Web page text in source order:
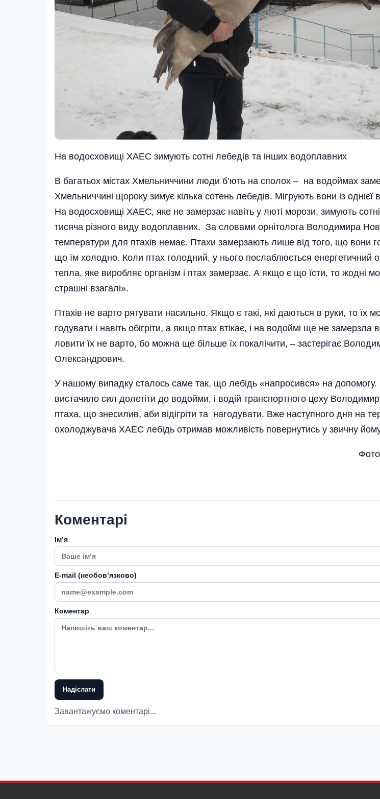
На водосховищi ХАЕС зимують сотнi лебедiв та iнших водоплавних
В багатьох містах Хмельниччини люди б’ють на сполох – на водоймах
Хмельниччині щороку зимує кілька сотень лебедів. Мігрують вони із однієї
На водосховищі ХАЕС, яке не замерзає навіть у люті морози, зимують
тисяча різного виду водоплавних. За словами орнітолога Володимира
температури для птахів немає. Птахи замерзають лише від того, що вони
що їм холодно. Коли птах голодний, у нього послаблюється енергетичний
тепла, яке виробляє організм і птах замерзає. А якщо є що їсти, то жодні
страшні взагалі».
Птахів не варто рятувати насильно. Якщо є такі, які даються в руки, то їх
годувати і навіть обігріти, а якщо птах втікає, і на водоймі ще не замерзла
ловити їх не варто, бо можна ще більше їх покалічити, – застерігає
Олександрович.
У нашому випадку сталось саме так, що лебідь «напросився» на
вистачило сил долетіти до водойми, і водій транспортного цеху
птаха, що знесилив, аби відігріти та нагодувати. Вже наступного дня на
охолоджувача ХАЕС лебідь отримав можливість повернутись у звичну
Фото
Коментарі
Імʼя
E-mail (необовʼязково)
Коментар
Надіслати
Завантажуємо коментарі...